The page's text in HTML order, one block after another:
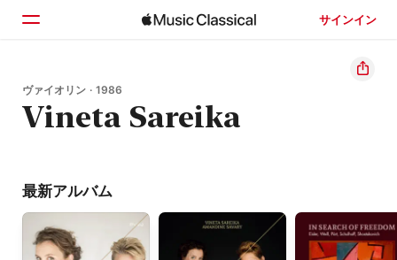
サインイン
ホーム
見つける
ヴァイオリン · 1986
Vineta Sareika
最新アルバム